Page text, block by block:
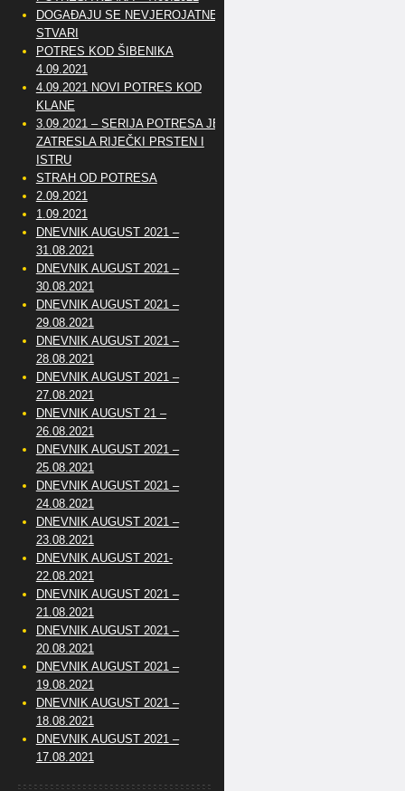
DOGAĐAJU SE NEVJEROJATNE
STVARI
POTRES KOD ŠIBENIKA
4.09.2021
4.09.2021 NOVI POTRES KOD
KLANE
3.09.2021 – SERIJA POTRESA JE
ZATRESLA RIJEČKI PRSTEN I
ISTRU
STRAH OD POTRESA
2.09.2021
1.09.2021
DNEVNIK AUGUST 2021 –
31.08.2021
DNEVNIK AUGUST 2021 –
30.08.2021
DNEVNIK AUGUST 2021 –
29.08.2021
DNEVNIK AUGUST 2021 –
28.08.2021
DNEVNIK AUGUST 2021 –
27.08.2021
DNEVNIK AUGUST 21 –
26.08.2021
DNEVNIK AUGUST 2021 –
25.08.2021
DNEVNIK AUGUST 2021 –
24.08.2021
DNEVNIK AUGUST 2021 –
23.08.2021
DNEVNIK AUGUST 2021-
22.08.2021
DNEVNIK AUGUST 2021 –
21.08.2021
DNEVNIK AUGUST 2021 –
20.08.2021
DNEVNIK AUGUST 2021 –
19.08.2021
DNEVNIK AUGUST 2021 –
18.08.2021
DNEVNIK AUGUST 2021 –
17.08.2021